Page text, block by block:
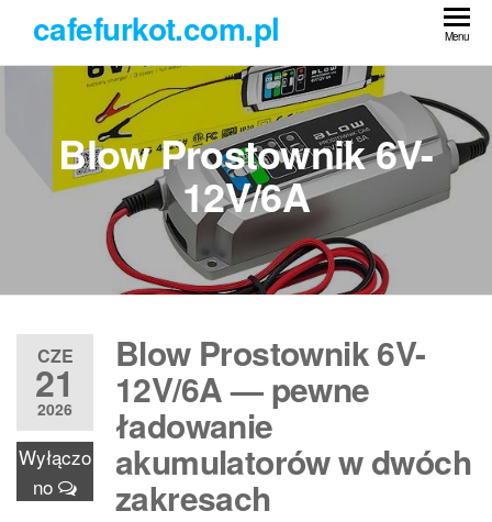
treści
cafefurkot.com.pl Menu
Blow Prostownik 6V-
12V/6A
CZE
21
2026
Wyłączo
no
Blow Prostownik 6V-
12V/6A — pewne
ładowanie
akumulatorów w dwóch
zakresach